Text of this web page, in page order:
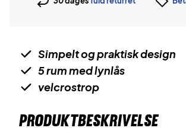
Simpelt og praktisk design
5 rum med lynlås
velcrostrop
PRODUKTBESKRIVELSE